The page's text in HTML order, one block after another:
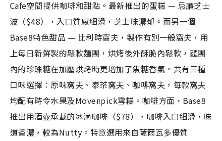
Cafe空間提供咖啡和甜點。最新推出的蛋糕 — 忌廉芝士
波（$48），入口質感細滑，芝士味濃郁。而另一個
Base8特色甜品 — 比利時窩夫，製作有別一般窩夫，用
上每日新鮮製的鬆軟麵團，烘烤後外酥脆內鬆軟，麵團
內的珍珠糖在加壓烘烤時更增加了焦糖香氣。共有三種
口味選擇：原味窩夫、泰茶窩夫、咖啡窩夫，每款窩夫
均配有時令水果及Movenpick雪糕。咖啡方面，Base8
推出用酒壺承載的冰滴咖啡（$78），咖啡入口細滑，味
道香濃，較為Nutty。特意選用來自薩爾瓦多優質